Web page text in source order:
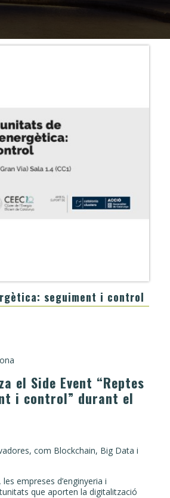
seguiment i control
el Side Event “Reptes
i control” durant el
com Blockchain, Big Data i
empreses d’enginyeria i
que aporten la digitalització